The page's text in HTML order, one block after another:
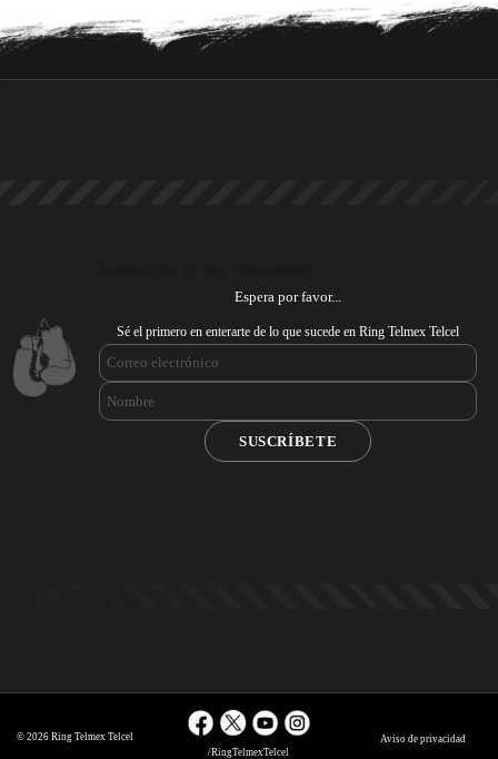
Espera por favor...
Sé el primero en enterarte de lo que sucede en Ring Telmex Telcel
© 2026 Ring Telmex Telcel
/RingTelmexTelcel
Aviso de privacidad